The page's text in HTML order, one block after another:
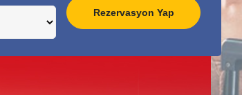
Rezervasyon Yap